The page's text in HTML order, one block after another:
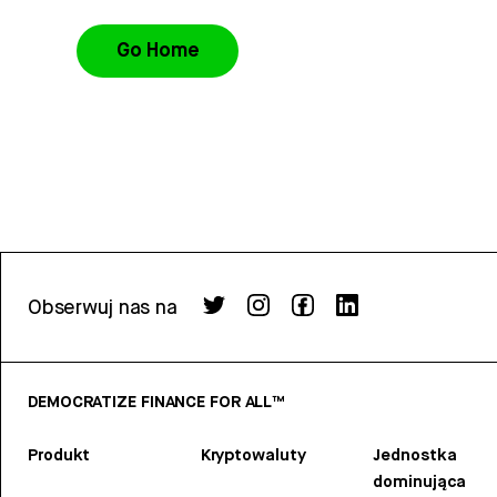
Go Home
Obserwuj nas na
DEMOCRATIZE FINANCE FOR ALL™
Produkt Kryptowaluty
Jednostka
dominująca